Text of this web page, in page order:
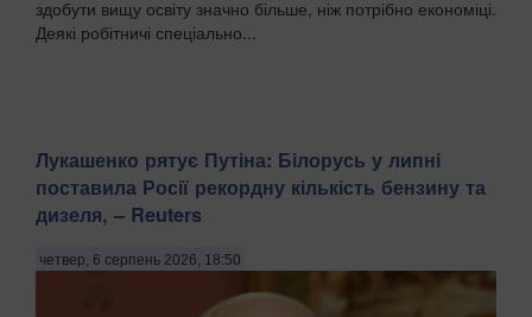
здобути вищу освіту значно більше, ніж потрібно економіці.
Деякі робітничі спеціально...
Лукашенко рятує Путіна: Білорусь у липні
поставила Росії рекордну кількість бензину та
дизеля, – Reuters
четвер, 6 серпень 2026, 18:50